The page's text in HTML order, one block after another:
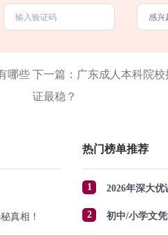
哪些 下一篇：广东成人本科院
证最稳？
真相！
热门榜单推荐
1
2